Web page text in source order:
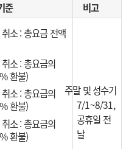
준 비고
소 : 총요금 전액
소 : 총요금의
환불)
소 : 총요금의
환불)
소 : 총요금의
환불)
주말 및 성수기
7/1~8/31,
공휴일 전
날